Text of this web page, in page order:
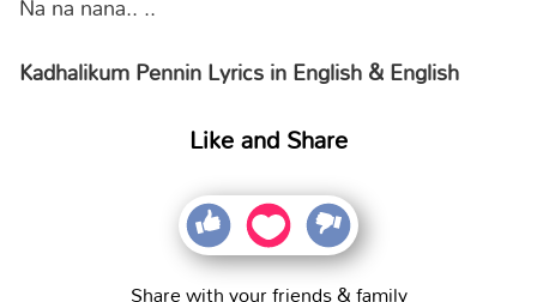
Kadhalikum Pennin Lyrics in English & English
Like and Share